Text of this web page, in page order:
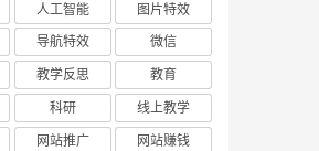
人工智能
图片特效
导航特效
微信
教学反思
教育
科研
线上教学
网站推广
网站赚钱